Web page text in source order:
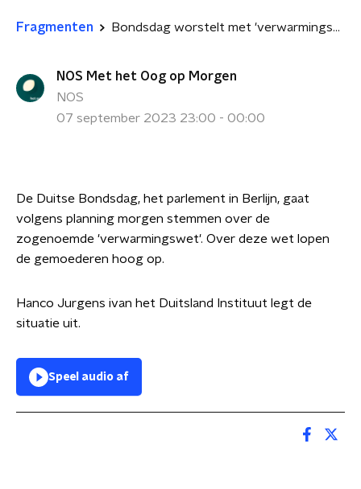
Fragmenten Bondsdag worstelt met 'verwarmingswet'
NOS Met het Oog op Morgen
NOS
07 september 2023 23:00 - 00:00
De Duitse Bondsdag, het parlement in Berlijn, gaat
volgens planning morgen stemmen over de
zogenoemde 'verwarmingswet'. Over deze wet lopen
de gemoederen hoog op.
Hanco Jurgens ivan het Duitsland Instituut legt de
situatie uit.
Speel audio af